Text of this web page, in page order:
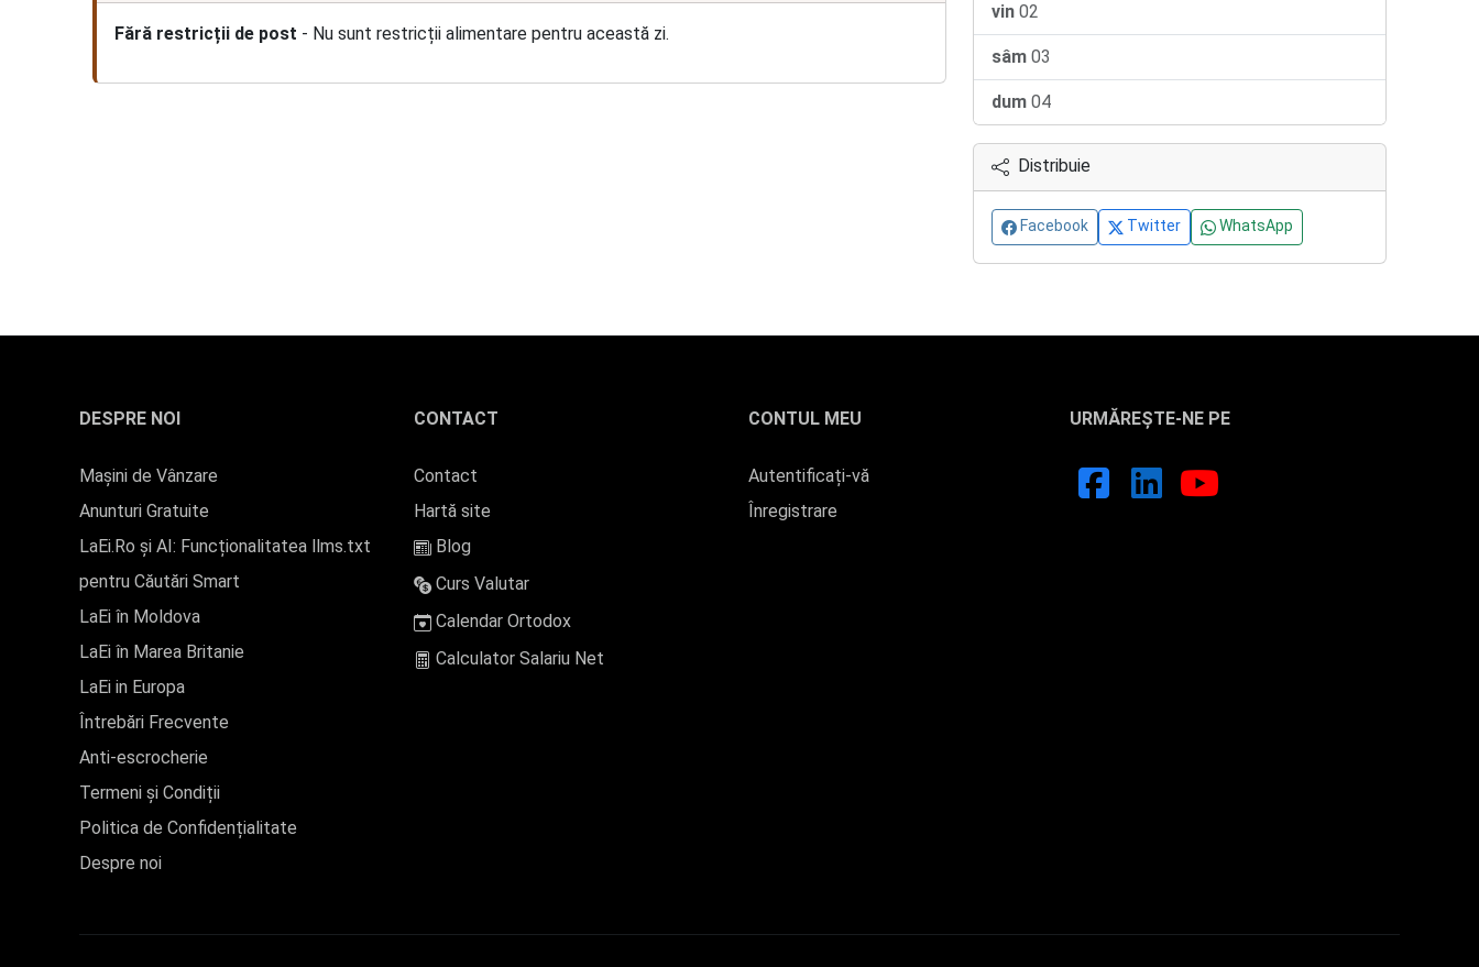
Fără restricții de post - Nu sunt restricții alimentare pentru această zi.
vin 02
sâm 03
dum 04
Distribuie
Facebook Twitter WhatsApp
DESPRE NOI
Mașini de Vânzare
Anunturi Gratuite
LaEi.Ro și AI: Funcționalitatea llms.txt
pentru Căutări Smart
LaEi în Moldova
LaEi în Marea Britanie
LaEi in Europa
Întrebări Frecvente
Anti-escrocherie
Termeni și Condiții
Politica de Confidențialitate
Despre noi
CONTACT
Contact
Hartă site
Blog
Curs Valutar
Calendar Ortodox
Calculator Salariu Net
CONTUL MEU
Autentificați-vă
Înregistrare
URMĂREȘTE-NE PE